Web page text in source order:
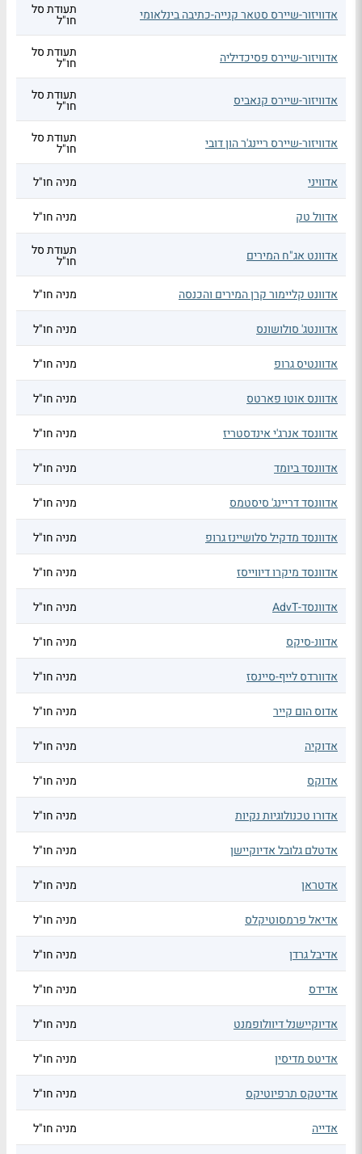
אדוויזור-שיירס סטאר קנייה-כתיבה בינלאומי תעודת סל
חו"ל
אדוויזור-שיירס פסיכדיליה תעודת סל
חו"ל
אדוויזור-שיירס קנאביס תעודת סל
חו"ל
אדוויזור-שיירס ריינג'ר הון דובי תעודת סל
חו"ל
אדוויני
מניה חו"ל
אדוול טק מניה חו"ל
אדוונט אג"ח המירים תעודת סל
חו"ל
אדוונט קליימור קרן המירים והכנסה
מניה חו"ל
אדוונטג' סולושונס מניה חו"ל
אדוונטיס גרופ מניה חו"ל
אדוונס אוטו פארטס מניה חו"ל
אדוונסד אנרג'י אינדסטריז מניה חו"ל
אדוונסד ביומד מניה חו"ל
אדוונסד דריינג' סיסטמס מניה חו"ל
אדוונסד מדקיל סלושיינז גרופ מניה חו"ל
אדוונסד מיקרו דיווייסז מניה חו"ל
אדוונסד-AdvT מניה חו"ל
אדוונ-סיקס מניה חו"ל
אדוורדס לייף-סיינסז מניה חו"ל
אדוס הום קייר מניה חו"ל
אדוקיה מניה חו"ל
אדוקס מניה חו"ל
אדורו טכנולוגיות נקיות מניה חו"ל
אדטלם גלובל אדיוקיישן מניה חו"ל
אדטראן מניה חו"ל
אדיאל פרמסוטיקלס מניה חו"ל
אדיבל גרדן מניה חו"ל
אדידס מניה חו"ל
אדיוקיישנל דיוולופמנט מניה חו"ל
אדיטס מדיסין מניה חו"ל
אדיטקס תרפיוטיקס מניה חו"ל
אדייה מניה חו"ל